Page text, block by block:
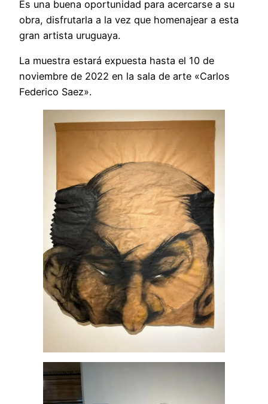
Es una buena oportunidad para acercarse a su
obra, disfrutarla a la vez que homenajear a esta
gran artista uruguaya.
La muestra estará expuesta hasta el 10 de
noviembre de 2022 en la sala de arte «Carlos
Federico Saez».